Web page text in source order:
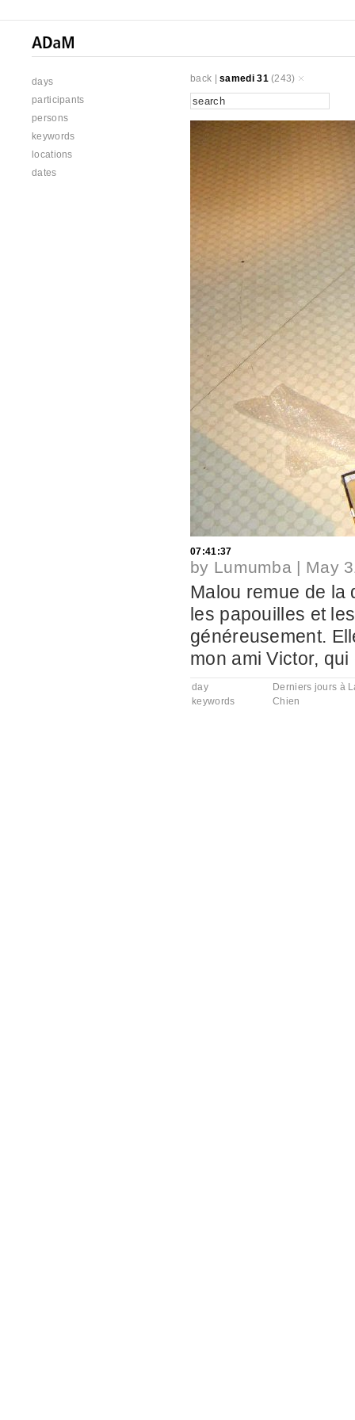
days
participants
persons
keywords
locations
dates
back |samedi 31(243)
07:41:37
by Lumumba | May
Malou remue de la
les papouilles et
généreusement.
mon ami Victor,
day
Derniers jours à
keywords
Chien